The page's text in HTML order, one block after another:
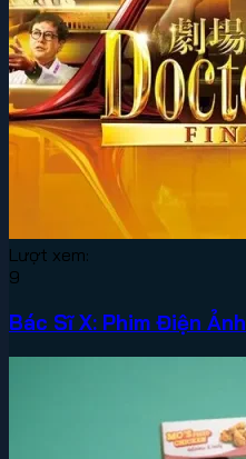
Lượt xem:
9
Bác Sĩ X: Phim Điện Ảnh